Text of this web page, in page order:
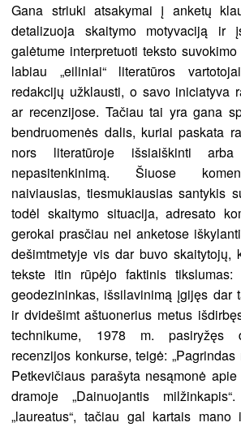
Gana striuki atsakymai į anketų
detalizuoja skaitymo motyvaciją ir
galėtume interpretuoti teksto
labiau „eiliniai“ literatūros
redakcijų užklausti, o savo iniciatyva
ar recenzijose. Tačiau tai yra gana
bendruomenės dalis, kuriai paskata
nors literatūroje išsiaiškinti
nepasitenkinimą. Šiuose
naiviausias, tiesmukiausias santykis
todėl skaitymo situacija, adresato
gerokai prasčiau nei anketose
dešimtmetyje vis dar buvo skaitytojų,
tekste itin rūpėjo faktinis
geodezininkas, išsilavinimą įgijęs dar
ir dvidešimt aštuonerius metus
technikume, 1978 m. pasiryžęs
recenzijos konkurse, teigė:
Petkevičiaus parašyta nesąmonė
dramoje „Dainuojantis
„laureatus“, tačiau gal kartais